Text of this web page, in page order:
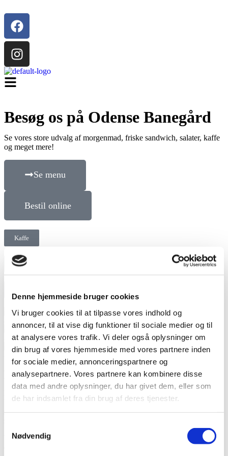
Denne hjemmeside bruger cookies
Vi bruger cookies til at tilpasse vores indhold og
annoncer, til at vise dig funktioner til sociale medier og til
at analysere vores trafik. Vi deler også oplysninger om
din brug af vores hjemmeside med vores partnere inden
for sociale medier, annonceringspartnere og
analysepartnere. Vores partnere kan kombinere disse
data med andre oplysninger, du har givet dem, eller som
de har indsamlet fra din brug af deres tjenester.
Nødvendig
Besøg os på Odense Banegård
Se vores store udvalg af morgenmad, friske sandwich, salater, kaffe
og meget mere!
Se menu
Bestil online
Kaffe
Firmaordning
Mad på farten!
Hos the food stall står vi klar til at servere mad og drikke på farten.
Uanset om det er tidlig morgen, frokost eller aften. Fra
morgenstunden står vi klar med friskbrygget kaffe, friskbagt brød og
Vi tilbyder også et bredt udvalg af lækre sandwich, som naturligvis
også tilbydes i en glutenfri udgave, samt to-go salater, hvis frokosten